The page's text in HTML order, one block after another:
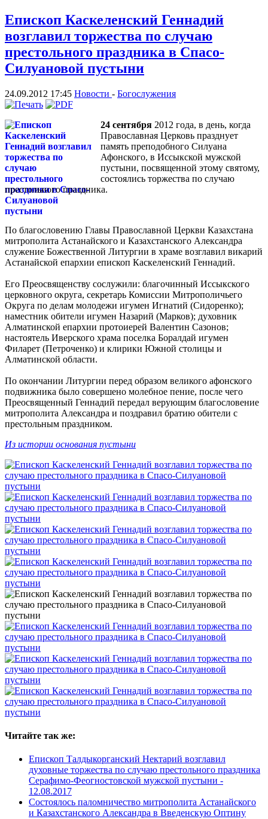
Епископ Каскеленский Геннадий
возглавил торжества по случаю
престольного праздника в Спасо-
Силуановой пустыни
24.09.2012 17:45 Новости - Богослужения
24 сентября 2012 года, в день, когда
Православная Церковь празднует
память преподобного Силуана
Афонского, в Иссыкской мужской
пустыни, посвященной этому святому,
состоялись торжества по случаю
престольного праздника.
По благословению Главы Православной Церкви Казахстана
митрополита Астанайского и Казахстанского Александра
служение Божественной Литургии в храме возглавил викарий
Астанайской епархии епископ Каскеленский Геннадий.
Его Преосвященству сослужили: благочинный Иссыкского
церковного округа, секретарь Комиссии Митрополичьего
Округа по делам молодежи игумен Игнатий (Сидоренко);
наместник обители игумен Назарий (Марков); духовник
Алматинской епархии протоиерей Валентин Сазонов;
настоятель Иверского храма поселка Боралдай игумен
Филарет (Петроченко) и клирики Южной столицы и
Алматинской области.
По окончании Литургии перед образом великого афонского
подвижника было совершено молебное пение, после чего
Преосвященный Геннадий передал верующим благословение
митрополита Александра и поздравил братию обители с
престольным праздником.
Из истории основания пустыни
Читайте так же:
Епископ Талдыкорганский Нектарий возглавил
духовные торжества по случаю престольного праздника
Серафимо-Феогностовской мужской пустыни -
12.08.2017
Состоялось паломничество митрополита Астанайского
и Казахстанского Александра в Введенскую Оптину